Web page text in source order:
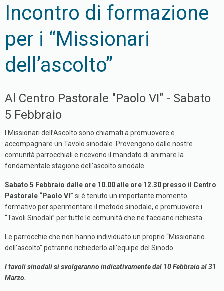
Incontro di formazione
per i “Missionari
dell’ascolto”
Al Centro Pastorale "Paolo VI" - Sabato
5 Febbraio
I Missionari dell’Ascolto sono chiamati a promuovere e
accompagnare un Tavolo sinodale. Provengono dalle nostre
comunità parrocchiali e ricevono il mandato di animare la
fondamentale stagione dell’ascolto sinodale.
Sabato 5 Febbraio dalle ore 10.00 alle ore 12.30 presso il Centro
Pastorale “Paolo VI” si è tenuto un importante momento
formativo per sperimentare il metodo sinodale, e promuovere i
“Tavoli Sinodali” per tutte le comunità che ne facciano richiesta.
Le parrocchie che non hanno individuato un proprio “Missionario
dell’ascolto” potranno richiederlo all’equipe del Sinodo.
I tavoli sinodali si svolgeranno indicativamente dal 10 Febbraio al 31
Marzo.